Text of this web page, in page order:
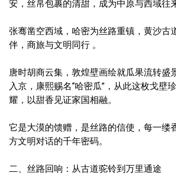
安，丝帛包裹的清甜，成为中原与西域往
张骞凿空西域，哈密为丝路重镇，黄沙古
伴，商旅与文明同行 。
唐时胡商云集，敦煌壁画绘就瓜果流转盛
入京，康熙赐名“哈密瓜”，从此这枚戈壁
耀，以甜香见证家国相融。
它是大漠的馈赠，是丝路的信使，每一缕
方文明对话的千年密码。
二、丝路回响：从古道驼铃到万里通途